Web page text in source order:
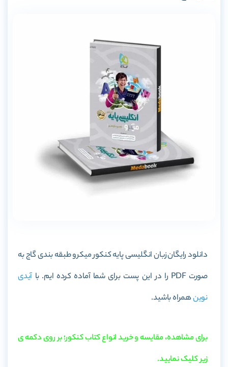
دانلود رایگانزبان انگلیسی پایه کنکور میکرو طبقه بندی گاجبه
صورت PDF را در این پست برای شما آماده کرده ایم. با
آیدی
نوینهمراه باشید.
برای مشاهده، مقایسه و خرید انواع کتاب کنکور؛ بر روی دکمه ی
زیر کلیک نمایید.